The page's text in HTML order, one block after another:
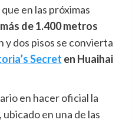
en las próximas
de 1.400 metros
y dos pisos se convierta
Secret en Huaihai
en hacer oficial la
en una de las